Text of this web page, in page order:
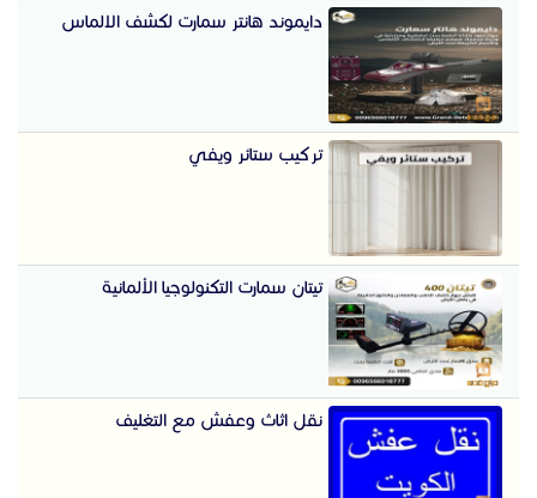
دايموند هانتر سمارت لكشف الالماس
تركيب ستائر ويفي
تيتان سمارت التكنولوجيا الألمانية
نقل اثاث وعفش مع التغليف